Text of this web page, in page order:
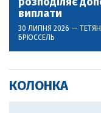
виплати
30 ЛИПНЯ 2026 —
БРЮССЕЛЬ
КОЛОНКА